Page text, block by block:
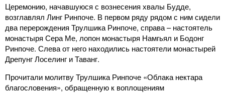
Церемонию, начавшуюся с вознесения хвалы Будде,
возглавлял Линг Ринпоче. В первом ряду рядом с ним сидели
два перерождения Трулшика Ринпоче, справа – настоятель
монастыря Сера Ме, лопон монастыря Намгьял и Бодонг
Ринпоче. Слева от него находились настоятели монастырей
Дрепунг Лоселинг и Таванг.
Прочитали молитву Трулшика Ринпоче «Облака нектара
благословения», обращенную к воплощениям